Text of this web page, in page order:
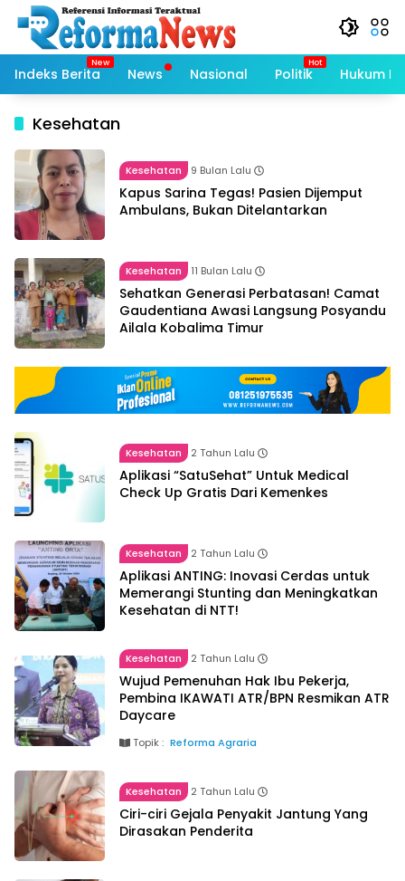
Langsung
konten
Indeks Berita
News Nasional Politik Hukum
Kesehatan
Kesehatan 9 Bulan Lalu
Kapus Sarina Tegas! Pasien Dijemput
Ambulans, Bukan Ditelantarkan
Kesehatan 11 Bulan Lalu
Sehatkan Generasi Perbatasan! Camat
Gaudentiana Awasi Langsung Posyandu
Ailala Kobalima Timur
Kesehatan 2 Tahun Lalu
Aplikasi “SatuSehat” Untuk Medical
Check Up Gratis Dari Kemenkes
Kesehatan 2 Tahun Lalu
Aplikasi ANTING: Inovasi Cerdas untuk
Memerangi Stunting dan Meningkatkan
Kesehatan di NTT!
Kesehatan 2 Tahun Lalu
Wujud Pemenuhan Hak Ibu Pekerja,
Pembina IKAWATI ATR/BPN Resmikan ATR
Daycare
Topik : Reforma Agraria
Kesehatan 2 Tahun Lalu
Ciri-ciri Gejala Penyakit Jantung Yang
Dirasakan Penderita